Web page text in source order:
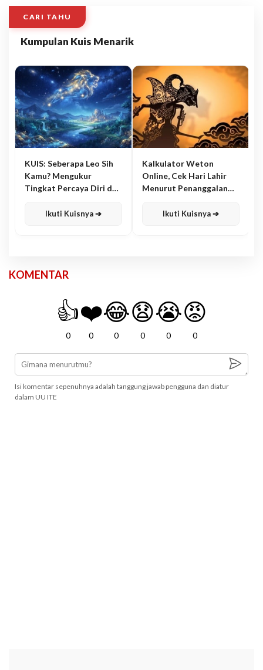
CARI TAHU
Kumpulan Kuis Menarik
KUIS: Seberapa Leo Sih
Kamu? Mengukur
Tingkat Percaya Diri dan
Ikuti Kuisnya ➔
Kalkulator Weton
Online, Cek Hari Lahir
Menurut Penanggalan
Ikuti Kuisnya ➔
KOMENTAR
👍
0
❤️
0
😂
0
😧
0
😭
0
😡
0
Isi komentar sepenuhnya adalah tanggung jawab pengguna dan diatur
dalam UU ITE